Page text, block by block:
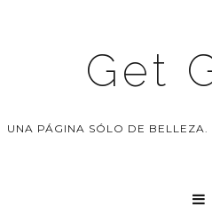
Get
UNA PÁGINA SÓLO DE
